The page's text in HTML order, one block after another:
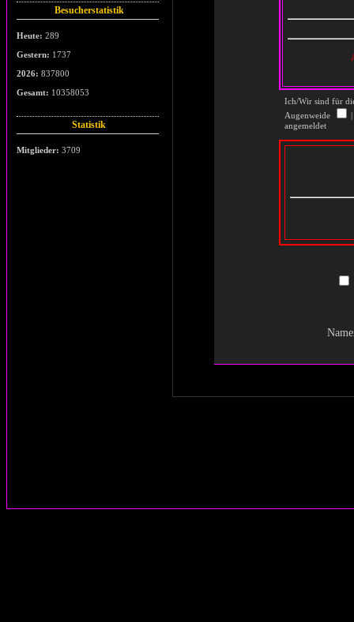
Besucherstatistik
Heute: 289
Gestern: 1737
2026: 837800
Gesamt: 10358053
Statistik
Mitglieder: 3709
Ich/Wir sind für
Augenweide
angemeldet